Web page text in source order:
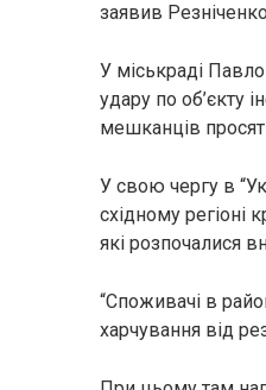
заявив
У міськраді
удару по об’єкту
мешканців
У свою чергу в
східному регіоні
які розпочалися
“Споживачі в
харчування від